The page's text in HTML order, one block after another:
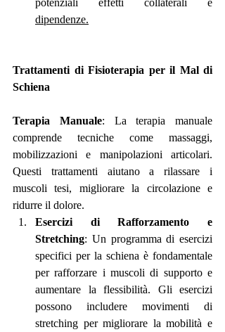
dipendenze.
Trattamenti di Fisioterapia per il Mal di
Schiena
Terapia Manuale: La terapia manuale
comprende tecniche come massaggi,
mobilizzazioni e manipolazioni articolari.
Questi trattamenti aiutano a rilassare i
muscoli tesi, migliorare la circolazione e
ridurre il dolore.
Esercizi di Rafforzamento e
Stretching: Un programma di esercizi
specifici per la schiena è fondamentale
per rafforzare i muscoli di supporto e
aumentare la flessibilità. Gli esercizi
possono includere movimenti di
stretching per migliorare la mobilità e